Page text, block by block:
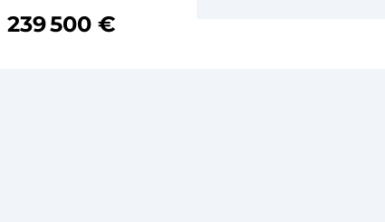
239 500 €